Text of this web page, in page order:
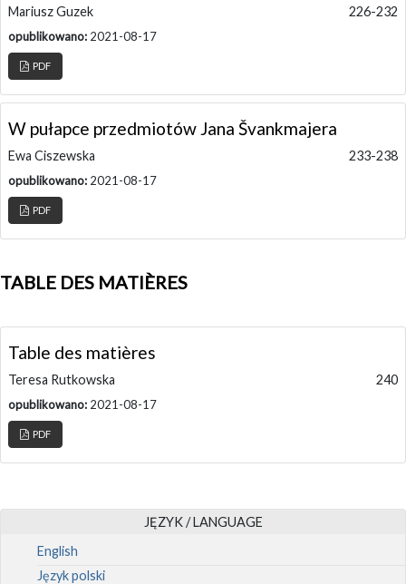
Mariusz Guzek 226-232
opublikowano: 2021-08-17
PDF
W pułapce przedmiotów Jana Švankmajera
Ewa Ciszewska 233-238
opublikowano: 2021-08-17
PDF
TABLE DES MATIÈRES
Table des matières
Teresa Rutkowska 240
opublikowano: 2021-08-17
PDF
JĘZYK / LANGUAGE
English
Język polski